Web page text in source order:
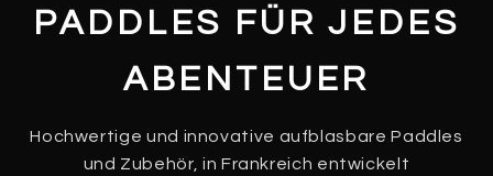
PADDLES FÜR JEDES
ABENTEUER
Hochwertige und innovative aufblasbare Paddles
und Zubehör, in Frankreich entwickelt